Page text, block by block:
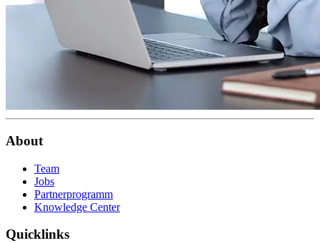
About
Team
Jobs
Partnerprogramm
Knowledge Center
Quicklinks